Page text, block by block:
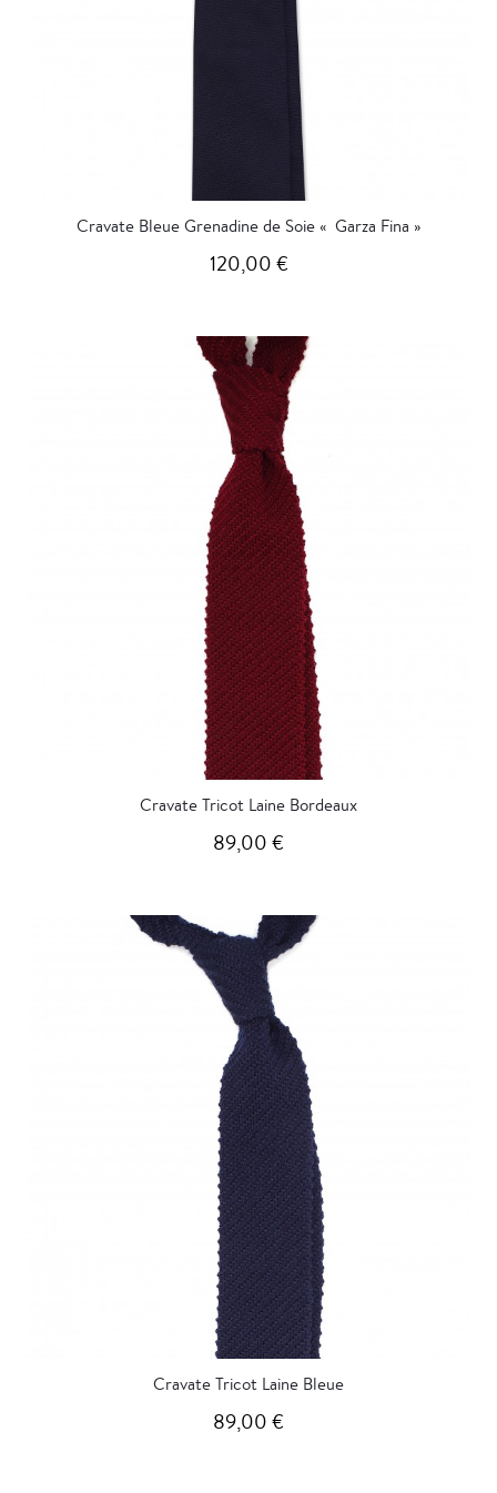
Cravate Bleue Grenadine de Soie « Garza Fina »
120,00 €
Cravate Tricot Laine Bordeaux
89,00 €
Cravate Tricot Laine Bleue
89,00 €